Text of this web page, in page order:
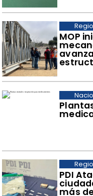
​MOP
​PDI
más